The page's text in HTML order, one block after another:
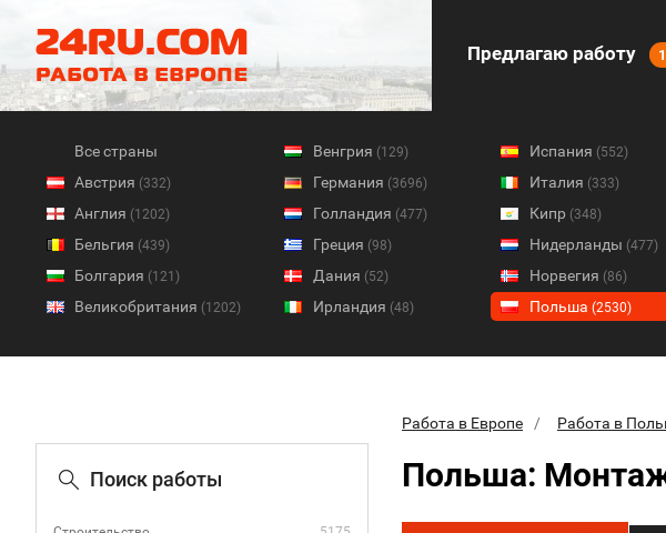
Предлагаю работу
Все страны
Австрия (332)
Англия (1202)
Бельгия (439)
Болгария (121)
Великобритания (1202)
Венгрия (129)
Германия (3696)
Голландия (477)
Греция (98)
Дания (52)
Ирландия (48)
Испания (552)
Италия (333)
Кипр (348)
Нидерланды (477)
Норвегия (86)
Польша (2530)
Поиск работы
Работа в Европе Работа в
Польша: